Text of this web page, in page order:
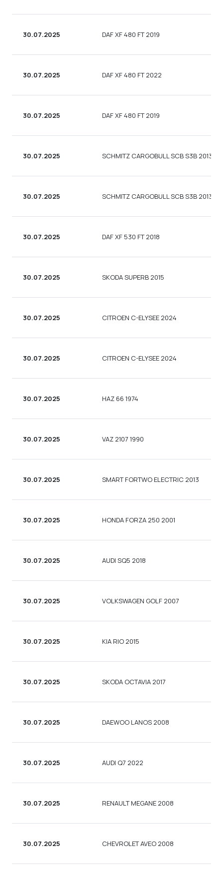
30.07.2025 DAF XF 480 FT 2019
30.07.2025 DAF XF 480 FT 2022
30.07.2025 DAF XF 480 FT 2019
30.07.2025 SCHMITZ CARGOBULL SCB S3B 2013
30.07.2025 SCHMITZ CARGOBULL SCB S3B 2013
30.07.2025 DAF XF 530 FT 2018
30.07.2025 SKODA SUPERB 2015
30.07.2025 CITROEN C-ELYSEE 2024
30.07.2025 CITROEN C-ELYSEE 2024
30.07.2025 HAZ 66 1974
30.07.2025 VAZ 2107 1990
30.07.2025 SMART FORTWO ELECTRIC 2013
30.07.2025 HONDA FORZA 250 2001
30.07.2025 AUDI SQ5 2018
30.07.2025 VOLKSWAGEN GOLF 2007
30.07.2025 KIA RIO 2015
30.07.2025 SKODA OCTAVIA 2017
30.07.2025 DAEWOO LANOS 2008
30.07.2025 AUDI Q7 2022
30.07.2025 RENAULT MEGANE 2008
30.07.2025 CHEVROLET AVEO 2008